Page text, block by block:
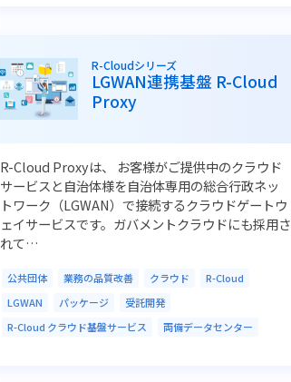
R-Cloudシリーズ
LGWAN連携基盤 R-Cloud
Proxy
R-Cloud Proxyは、 お客様がご提供中のクラウド
サービスと自治体様を自治体専用の総合行政ネッ
トワーク（LGWAN）で接続するクラウドゲートウ
ェイサービスです。ガバメントクラウドにも採用さ
れて…
公共団体 業務の品質改善 クラウド
R-Cloud
LGWAN
パッケージ
受託開発
R-Cloud クラウド基盤サービス
両備データセンター